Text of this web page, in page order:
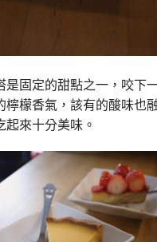
是固定的甜點之一，咬下
檸檬香氣，該有的酸味也
起來十分美味。